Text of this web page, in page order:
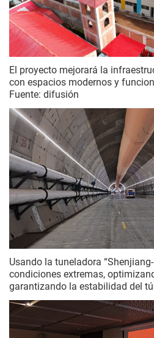
El proyecto mejorará la
con espacios modernos y
Fuente: difusión
Usando la tuneladora
condiciones extremas,
garantizando la estabilidad del